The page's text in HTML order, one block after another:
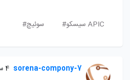
APIC سیسکو# سوئیچ#
sorena-compony-7 4 سال پیش